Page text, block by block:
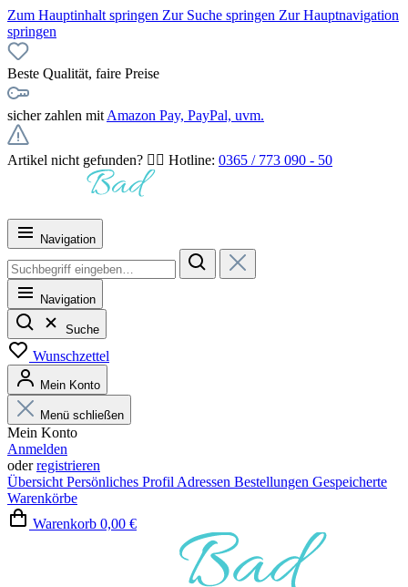
Zum Hauptinhalt springen Zur Suche springen Zur Hauptnavigation
springen
Beste Qualität, faire Preise
sicher zahlen mit Amazon Pay, PayPal, uvm.
Artikel nicht gefunden? 👉🏻 Hotline: 0365 / 773 090 - 50
Navigation
Navigation
Suche
Wunschzettel
Mein Konto
Menü schließen
Mein Konto
Anmelden
oderregistrieren
Übersicht Persönliches Profil Adressen Bestellungen Gespeicherte
Warenkörbe
Warenkorb 0,00 €